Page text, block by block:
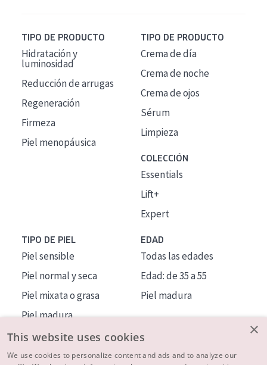
TIPO DE PRODUCTO
Hidratación y
luminosidad
Reducción de arrugas
Regeneración
Firmeza
Piel menopáusica
TIPO DE PRODUCTO
Crema de día
Crema de noche
Crema de ojos
Sérum
Limpieza
COLECCIÓN
Essentials
Lift+
Expert
TIPO DE PIEL
Piel sensible
Piel normal y seca
Piel mixata o grasa
Piel madura
Piel expuesta al sol
Piel menopáusica
EDAD
Todas las edades
Edad: de 35 a 55
Piel madura
×
This website uses cookies
We use cookies to personalize content and ads and to analyze our